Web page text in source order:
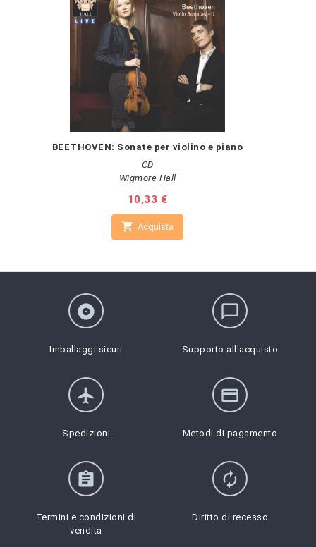
BEETHOVEN: Sonate per violino e piano
CD
Wigmore Hall
Prezzo
10,33 €
 Acquista
album
Imballaggi sicuri
chat_bubble_outline
Supporto all'acquisto
flight
Spedizioni
credit_card
Metodi di pagamento
assignment
Termini e condizioni di
vendita
autorenew
Diritto di recesso